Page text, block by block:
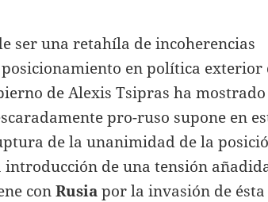
ser una retahíla de incoherencias
en política exterior
de Alexis Tsipras ha mostrado
pro-ruso supone en
de la unanimidad de la
introducción de una tensión
conRusiapor la invasión de ésta